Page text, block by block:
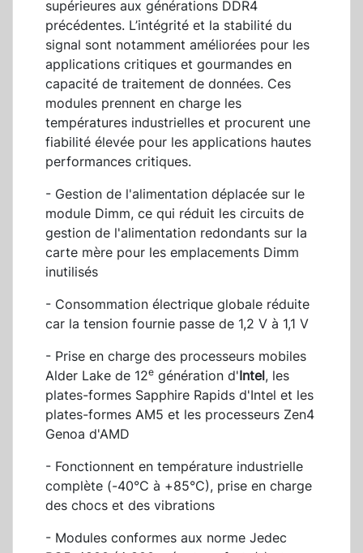
supérieures aux générations DDR4
précédentes. L’intégrité et la stabilité du
signal sont notamment améliorées pour les
applications critiques et gourmandes en
capacité de traitement de données. Ces
modules prennent en charge les
températures industrielles et procurent une
fiabilité élevée pour les applications hautes
performances critiques.
- Gestion de l'alimentation déplacée sur le
module Dimm, ce qui réduit les circuits de
gestion de l'alimentation redondants sur la
carte mère pour les emplacements Dimm
inutilisés
- Consommation électrique globale réduite
car la tension fournie passe de 1,2 V à 1,1 V
- Prise en charge des processeurs mobiles
Alder Lake de 12e génération d'Intel, les
plates-formes Sapphire Rapids d'Intel et les
plates-formes AM5 et les processeurs Zen4
Genoa d'AMD
- Fonctionnent en température industrielle
complète (-40°C à +85°C), prise en charge
des chocs et des vibrations
- Modules conformes aux norme Jedec